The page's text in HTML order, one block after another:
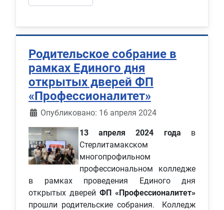
Родительское собрание в
рамках Единого дня
открытых дверей ФП
«Профессионалитет»
Информация о материале
Опубликовано: 16 апреля 2024
13 апреля 2024 года в
Стерлитамакском
многопрофильном
профессиональном колледже
в рамках проведения Единого дня
открытых дверей ФП «Профессионалитет»
прошли родительские собрания. Колледж